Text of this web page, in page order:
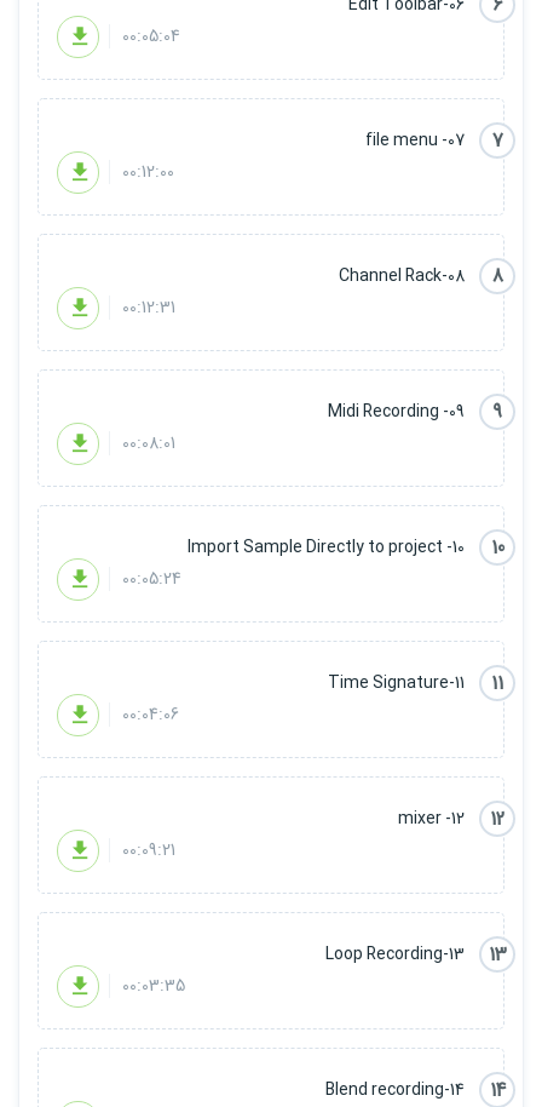
00:05:04
7
07- file menu
00:12:00
8
08-Channel Rack
00:12:31
9
09- Midi Recording
00:08:01
10
10- Import Sample Directly to project
00:05:24
11
11-Time Signature
00:04:06
12
12- mixer
00:09:21
13
13-Loop Recording
00:03:35
14
14-Blend recording